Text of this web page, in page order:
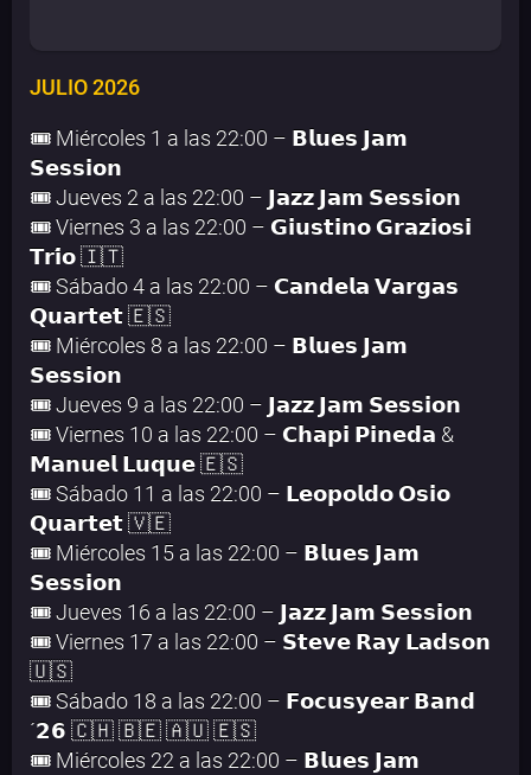
JULIO 2026
🎟️ Miércoles 1 a las 22:00 – 𝗕𝗹𝘂𝗲𝘀 𝗝𝗮𝗺
𝗦𝗲𝘀𝘀𝗶𝗼𝗻
🎟️ Jueves 2 a las 22:00 – 𝗝𝗮𝘇𝘇 𝗝𝗮𝗺 𝗦𝗲𝘀𝘀𝗶𝗼𝗻
🎟️ Viernes 3 a las 22:00 – 𝗚𝗶𝘂𝘀𝘁𝗶𝗻𝗼 𝗚𝗿𝗮𝘇𝗶𝗼𝘀𝗶
𝗧𝗿𝗶́𝗼 🇮🇹
🎟️ Sábado 4 a las 22:00 – 𝗖𝗮𝗻𝗱𝗲𝗹𝗮 𝗩𝗮𝗿𝗴𝗮𝘀
𝗤𝘂𝗮𝗿𝘁𝗲𝘁 🇪🇸
🎟️ Miércoles 8 a las 22:00 – 𝗕𝗹𝘂𝗲𝘀 𝗝𝗮𝗺
𝗦𝗲𝘀𝘀𝗶𝗼𝗻
🎟️ Jueves 9 a las 22:00 – 𝗝𝗮𝘇𝘇 𝗝𝗮𝗺 𝗦𝗲𝘀𝘀𝗶𝗼𝗻
🎟️ Viernes 10 a las 22:00 – 𝗖𝗵𝗮𝗽𝗶 𝗣𝗶𝗻𝗲𝗱𝗮 &
𝗠𝗮𝗻𝘂𝗲𝗹 𝗟𝘂𝗾𝘂𝗲 🇪🇸
🎟️ Sábado 11 a las 22:00 – 𝗟𝗲𝗼𝗽𝗼𝗹𝗱𝗼 𝗢𝘀𝗶𝗼
𝗤𝘂𝗮𝗿𝘁𝗲𝘁 🇻🇪
🎟️ Miércoles 15 a las 22:00 – 𝗕𝗹𝘂𝗲𝘀 𝗝𝗮𝗺
𝗦𝗲𝘀𝘀𝗶𝗼𝗻
🎟️ Jueves 16 a las 22:00 – 𝗝𝗮𝘇𝘇 𝗝𝗮𝗺 𝗦𝗲𝘀𝘀𝗶𝗼𝗻
🎟️ Viernes 17 a las 22:00 – 𝗦𝘁𝗲𝘃𝗲 𝗥𝗮𝘆 𝗟𝗮𝗱𝘀𝗼𝗻
🇺🇸
🎟️ Sábado 18 a las 22:00 – 𝗙𝗼𝗰𝘂𝘀𝘆𝗲𝗮𝗿 𝗕𝗮𝗻𝗱
´𝟮𝟲 🇨🇭 🇧🇪 🇦🇺 🇪🇸
🎟️ Miércoles 22 a las 22:00 – 𝗕𝗹𝘂𝗲𝘀 𝗝𝗮𝗺